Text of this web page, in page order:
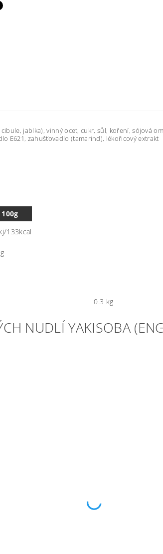
jablka), vinný ocet, cukr, sůl, koření, sójová
E621, zahušťovadlo (tamarind), lékořicový extrakt
133kcal
0.3 kg
NUDLÍ YAKISOBA